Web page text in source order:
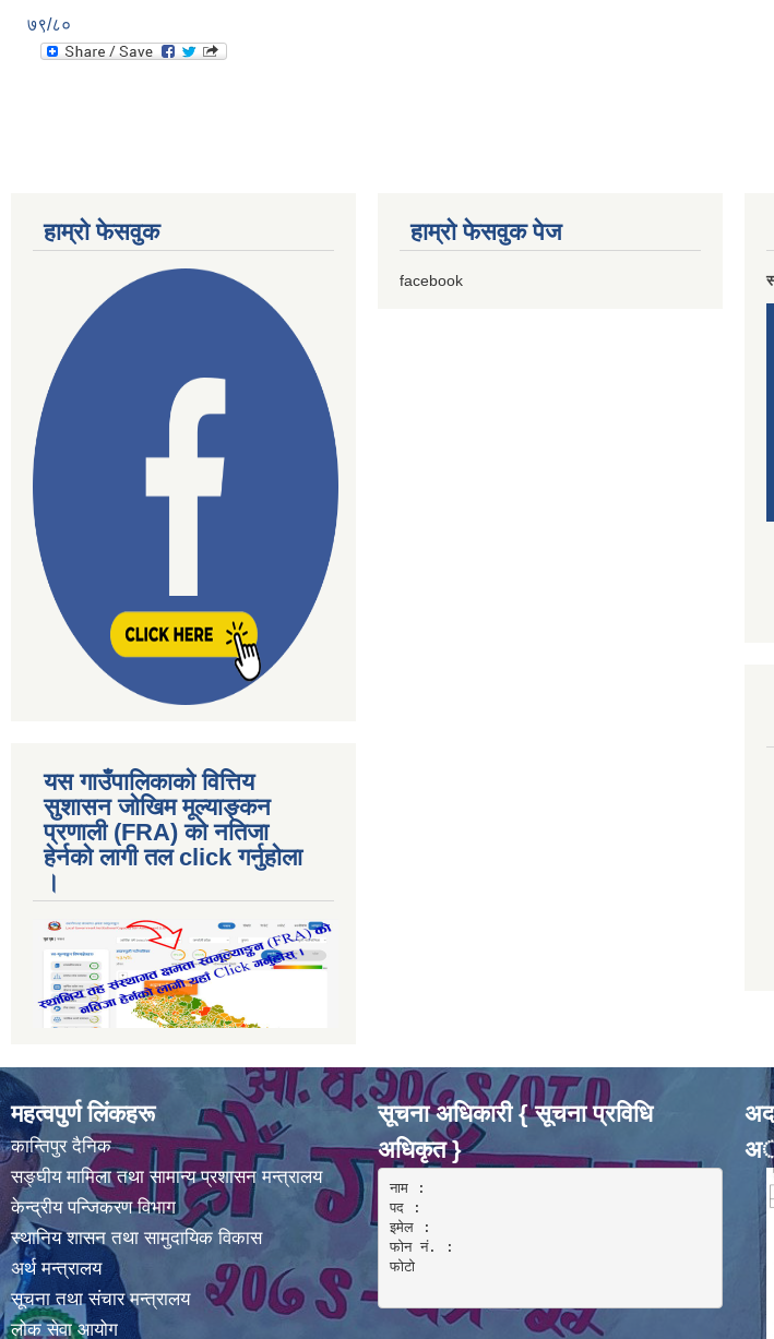
७९/८०
हाम्राे फेसवुक
यस गाउँपालिकाकाे वित्तिय
सुशासन जोखिम मूल्याङ्कन
प्रणाली (FRA) काे नतिजा
हेर्नकाे लागी तल click गर्नुहाेला
।
हाम्राे फेसवुक पेज
facebook
महत्वपुर्ण लिंकहरू
कान्तिपुर दैनिक
सङ्घीय मामिला तथा सामान्य प्रशासन मन्त्रालय
केन्द्रीय पन्जिकरण विभाग
स्थानिय शासन तथा सामुदायिक विकास
अर्थ मन्त्रालय
सूचना तथा संचार मन्त्रालय
लोक सेवा आयोग
सूचना अधिकारी { सूचना प्रविधि
अधिकृत }
नाम :
पद :
इमेल :
फोन नं. :
फोटो